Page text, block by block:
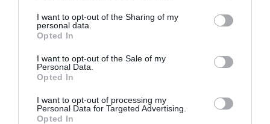
not limited to your visit or usage behaviour. You may click to
grant or deny consent to Google and its third-party tags to
use your data for below specified purposes in below Google
consent section.
I want to opt-out of the Sharing of my
personal data.
Opted In
I want to opt-out of the Sale of my
Personal Data.
Opted In
I want to opt-out of processing my
Personal Data for Targeted Advertising.
Opted In
Καλσόν Gloria Med Class I
Μπεζ Large Normal, ύψος
άνω του 1,70
Διαθέσιμο
77,00 €
Μπεζ XLarge Normal,
ύψος άνω του 1,70
77,00 €